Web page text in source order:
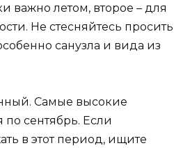
важно летом, второе – для
Не стесняйтесь просить
санузла и вида из
Самые высокие
сентябрь. Если
в этот период, ищите